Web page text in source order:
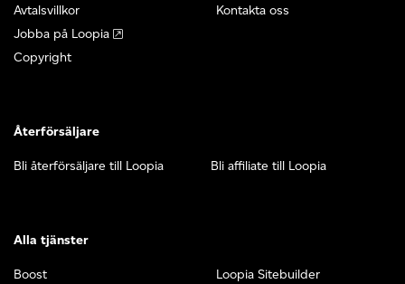
Avtalsvillkor
Jobba på Loopia
Copyright
Kontakta oss
Återförsäljare
Bli återförsäljare till Loopia Bli affiliate till Loopia
Alla tjänster
Boost
Loopia Sitebuilder